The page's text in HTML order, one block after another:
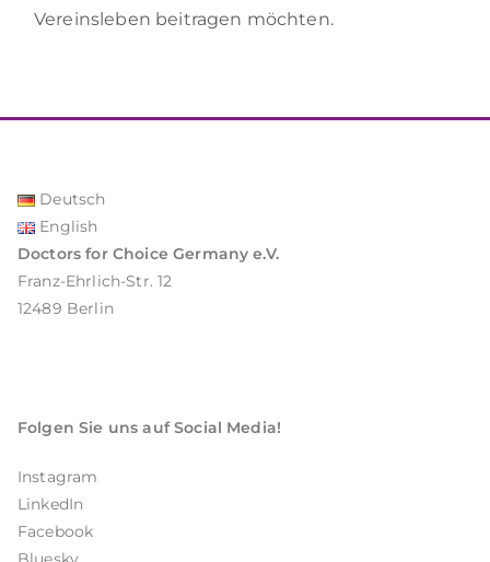
Vereinsleben beitragen möchten.
Deutsch
English
Doctors for Choice Germany e.V.
Franz-Ehrlich-Str. 12
12489 Berlin
Folgen Sie uns auf Social Media!
Instagram
LinkedIn
Facebook